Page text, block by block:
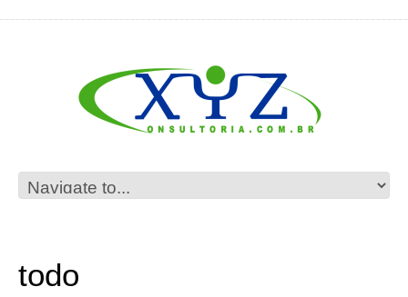
todo